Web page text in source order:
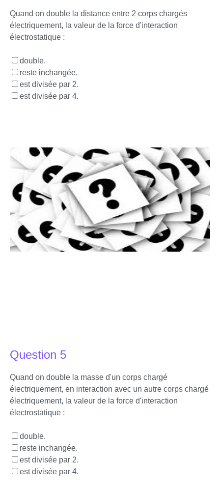
Quand on double la distance entre 2 corps chargés
électriquement, la valeur de la force d'interaction
électrostatique :
double.
reste inchangée.
est divisée par 2.
est divisée par 4.
Question 5
Quand on double la masse d'un corps chargé
électriquement, en interaction avec un autre corps chargé
électriquement, la valeur de la force d'interaction
électrostatique :
double.
reste inchangée.
est divisée par 2.
est divisée par 4.